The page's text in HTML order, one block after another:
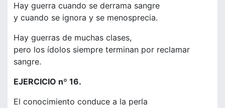
Hay guerra cuando se derrama sangre
y cuando se ignora y se menosprecia.
Hay guerras de muchas clases,
pero los ídolos siempre terminan por reclamar
sangre.
EJERCICIO nº 16.
El conocimiento conduce a la perla